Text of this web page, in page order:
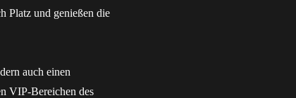
Platz und genießen die
auch einen
VIP-Bereichen des